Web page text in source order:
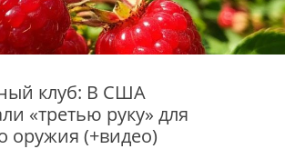
клуб: В США
«третью руку» для
оружия (+видео)